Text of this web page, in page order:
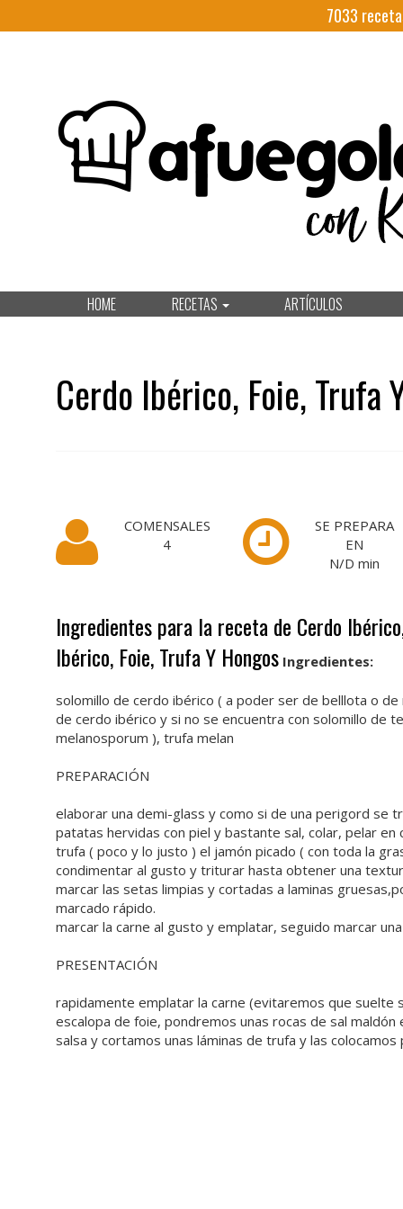
7033
HOME RECETAS ARTÍCULOS
Cerdo Ibérico, Foie, Trufa
COMENSALES
4
SE PREPARA
EN
N/D min
Ingredientes para la receta de Cerdo
Ibérico, Foie, Trufa Y Hongos Ingredientes:
solomillo de cerdo ibérico ( a poder ser de belllota o
de cerdo ibérico y si no se encuentra con solomillo de
melanosporum ), trufa melan
PREPARACIÓN
elaborar una demi-glass y como si de una perigord se
patatas hervidas con piel y bastante sal, colar, pelar
trufa ( poco y lo justo ) el jamón picado ( con toda la
condimentar al gusto y triturar hasta obtener una
marcar las setas limpias y cortadas a laminas
marcado rápido.
marcar la carne al gusto y emplatar, seguido marcar
PRESENTACIÓN
rapidamente emplatar la carne (evitaremos que suelte
escalopa de foie, pondremos unas rocas de sal
salsa y cortamos unas láminas de trufa y las